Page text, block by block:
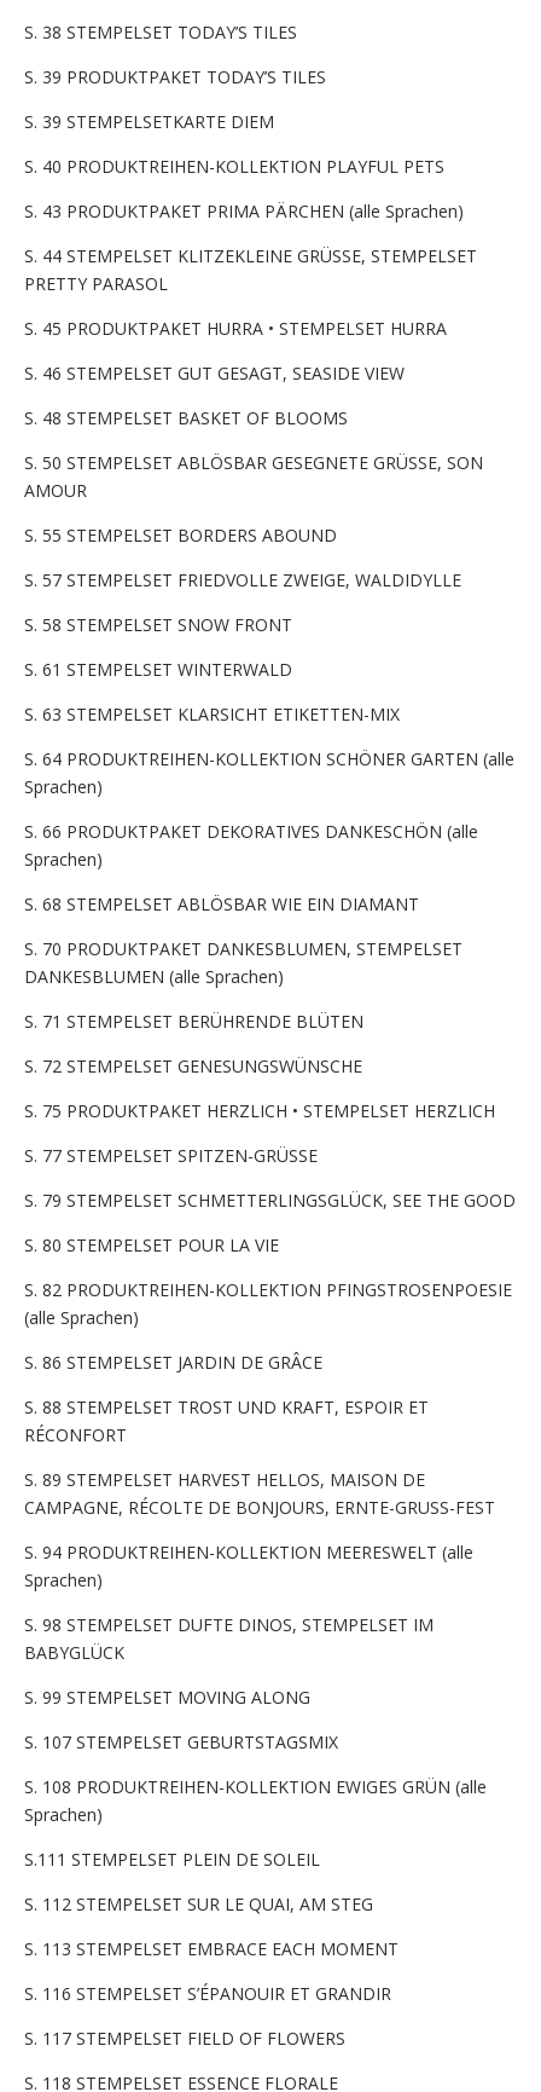
S. 38 STEMPELSET TODAY’S TILES
S. 39 PRODUKTPAKET TODAY’S TILES
S. 39 STEMPELSETKARTE DIEM
S. 40 PRODUKTREIHEN-KOLLEKTION PLAYFUL PETS
S. 43 PRODUKTPAKET PRIMA PÄRCHEN (alle Sprachen)
S. 44 STEMPELSET KLITZEKLEINE GRÜSSE, STEMPELSET
PRETTY PARASOL
S. 45 PRODUKTPAKET HURRA • STEMPELSET HURRA
S. 46 STEMPELSET GUT GESAGT, SEASIDE VIEW
S. 48 STEMPELSET BASKET OF BLOOMS
S. 50 STEMPELSET ABLÖSBAR GESEGNETE GRÜSSE, SON
AMOUR
S. 55 STEMPELSET BORDERS ABOUND
S. 57 STEMPELSET FRIEDVOLLE ZWEIGE, WALDIDYLLE
S. 58 STEMPELSET SNOW FRONT
S. 61 STEMPELSET WINTERWALD
S. 63 STEMPELSET KLARSICHT ETIKETTEN-MIX
S. 64 PRODUKTREIHEN-KOLLEKTION SCHÖNER GARTEN (alle
Sprachen)
S. 66 PRODUKTPAKET DEKORATIVES DANKESCHÖN (alle
Sprachen)
S. 68 STEMPELSET ABLÖSBAR WIE EIN DIAMANT
S. 70 PRODUKTPAKET DANKESBLUMEN, STEMPELSET
DANKESBLUMEN (alle Sprachen)
S. 71 STEMPELSET BERÜHRENDE BLÜTEN
S. 72 STEMPELSET GENESUNGSWÜNSCHE
S. 75 PRODUKTPAKET HERZLICH • STEMPELSET HERZLICH
S. 77 STEMPELSET SPITZEN-GRÜSSE
S. 79 STEMPELSET SCHMETTERLINGSGLÜCK, SEE THE GOOD
S. 80 STEMPELSET POUR LA VIE
S. 82 PRODUKTREIHEN-KOLLEKTION PFINGSTROSENPOESIE
(alle Sprachen)
S. 86 STEMPELSET JARDIN DE GRÂCE
S. 88 STEMPELSET TROST UND KRAFT, ESPOIR ET
RÉCONFORT
S. 89 STEMPELSET HARVEST HELLOS, MAISON DE
CAMPAGNE, RÉCOLTE DE BONJOURS, ERNTE-GRUSS-FEST
S. 94 PRODUKTREIHEN-KOLLEKTION MEERESWELT (alle
Sprachen)
S. 98 STEMPELSET DUFTE DINOS, STEMPELSET IM
BABYGLÜCK
S. 99 STEMPELSET MOVING ALONG
S. 107 STEMPELSET GEBURTSTAGSMIX
S. 108 PRODUKTREIHEN-KOLLEKTION EWIGES GRÜN (alle
Sprachen)
S.111 STEMPELSET PLEIN DE SOLEIL
S. 112 STEMPELSET SUR LE QUAI, AM STEG
S. 113 STEMPELSET EMBRACE EACH MOMENT
S. 116 STEMPELSET S’ÉPANOUIR ET GRANDIR
S. 117 STEMPELSET FIELD OF FLOWERS
S. 118 STEMPELSET ESSENCE FLORALE